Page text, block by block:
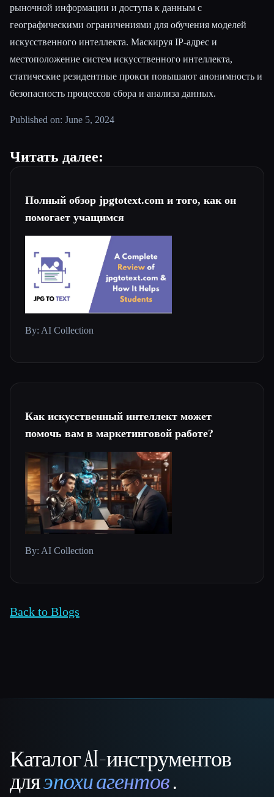
рыночной информации и доступа к данным с
географическими ограничениями для обучения моделей
искусственного интеллекта. Маскируя IP-адрес и
местоположение систем искусственного интеллекта,
статические резидентные прокси повышают анонимность и
безопасность процессов сбора и анализа данных.
Published on: June 5, 2024
Читать далее:
Полный обзор jpgtotext.com и того, как он
помогает учащимся
By: AI Collection
Как искусственный интеллект может
помочь вам в маркетинговой работе?
By: AI Collection
Back to Blogs
That AI Collection
Каталог AI-инструментов
дляэпохи агентов.